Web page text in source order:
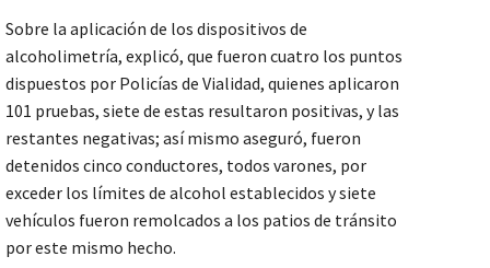
Sobre la aplicación de los dispositivos de
alcoholimetría, explicó, que fueron cuatro los puntos
dispuestos por Policías de Vialidad, quienes aplicaron
101 pruebas, siete de estas resultaron positivas, y las
restantes negativas; así mismo aseguró, fueron
detenidos cinco conductores, todos varones, por
exceder los límites de alcohol establecidos y siete
vehículos fueron remolcados a los patios de tránsito
por este mismo hecho.